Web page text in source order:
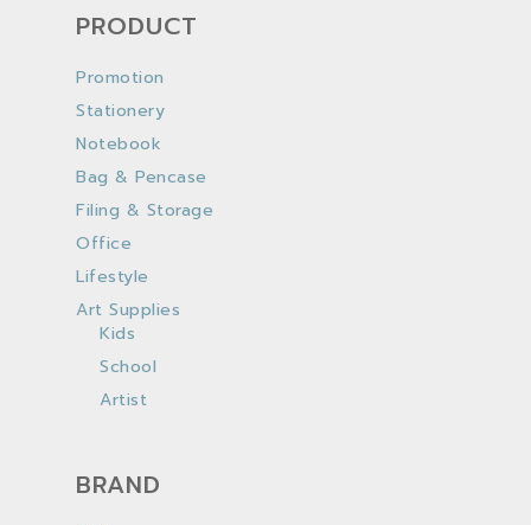
PRODUCT
Promotion
Stationery
Notebook
Bag & Pencase
Filing & Storage
Office
Lifestyle
Art Supplies
Kids
School
Artist
BRAND